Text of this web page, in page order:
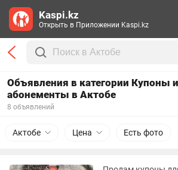
Объявления в категории Купоны и
абонементы в Актобе
8 объявлений
Актобе Цена Есть фото
Kaspi.kz
Открыть в Приложении Kaspi.kz